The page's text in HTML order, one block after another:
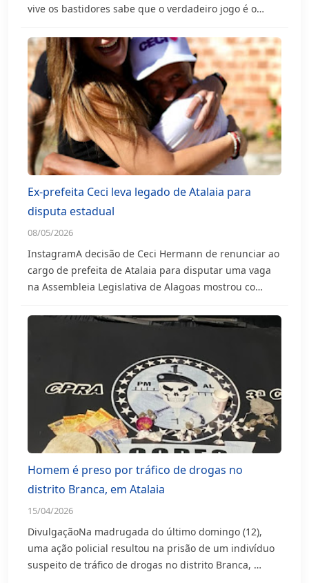
vive os bastidores sabe que o verdadeiro jogo é o…
Ex-prefeita Ceci leva legado de Atalaia para
disputa estadual
08/05/2026
InstagramA decisão de Ceci Hermann de renunciar ao
cargo de prefeita de Atalaia para disputar uma vaga
na Assembleia Legislativa de Alagoas mostrou co…
Homem é preso por tráfico de drogas no
distrito Branca, em Atalaia
15/04/2026
DivulgaçãoNa madrugada do último domingo (12),
uma ação policial resultou na prisão de um indivíduo
suspeito de tráfico de drogas no distrito Branca, …